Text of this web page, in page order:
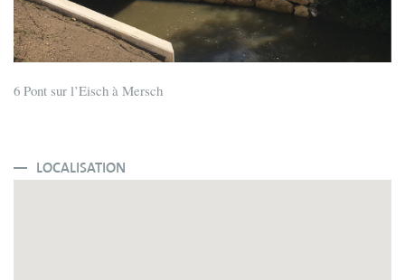
6 Pont sur l’Eisch à Mersch
LOCALISATION